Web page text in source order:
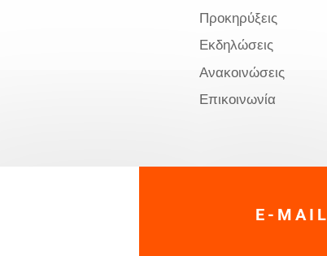
Προκηρύξεις
Εκδηλώσεις
Ανακοινώσεις
Επικοινωνία
E-MAIL